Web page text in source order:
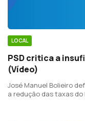
LOCAL
PSD critica a
(Vídeo)
José Manuel Bolieiro
a redução das taxas do